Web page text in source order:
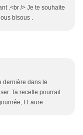
.<br /> Je te souhaite
bisous .
dernière dans le
Ta recette pourrait
FLaure